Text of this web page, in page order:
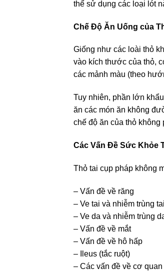
thể sử dụng các loại lót
Chế Độ Ăn Uống của
Giống như các loài thỏ
vào kích thước của thỏ,
các mảnh màu (theo
Tuy nhiên, phần lớn
ăn các món ăn không
chế độ ăn của thỏ
Các Vấn Đề Sức Khỏe
Thỏ tai cụp pháp không
– Vấn đề về răng
– Ve tai và nhiễm trùng tai
– Ve da và nhiễm trùng
– Vấn đề về mắt
– Vấn đề về hô hấp
– Ileus (tắc ruột)
– Các vấn đề về cơ quan